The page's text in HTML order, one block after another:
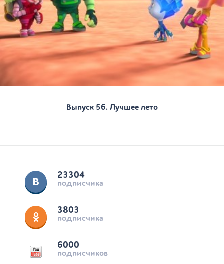
Выпуск 56. Лучшее лето
23304
подписчика
3803
подписчика
6000
подписчиков